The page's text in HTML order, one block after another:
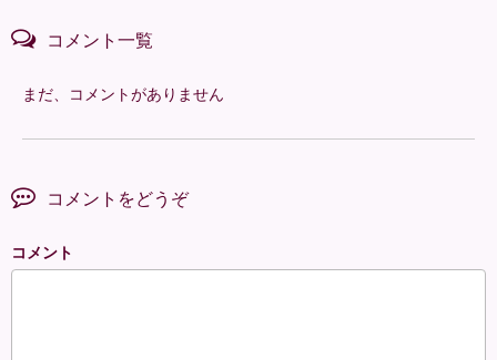
コメント一覧
まだ、コメントがありません
コメントをどうぞ
コメント